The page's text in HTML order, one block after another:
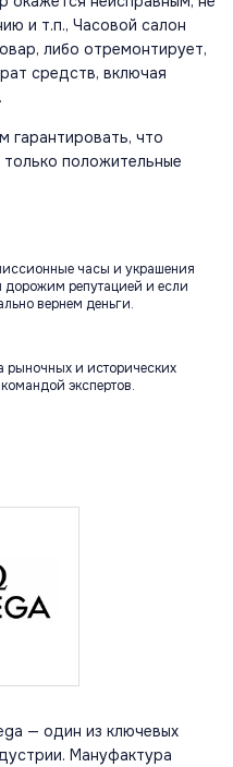
и т.п., Часовой салон
либо отремонтирует,
средств, включая
гарантировать, что
положительные
часы и украшения
репутацией и если
вернем деньги.
и исторических
экспертов.
— один из ключевых
Мануфактура